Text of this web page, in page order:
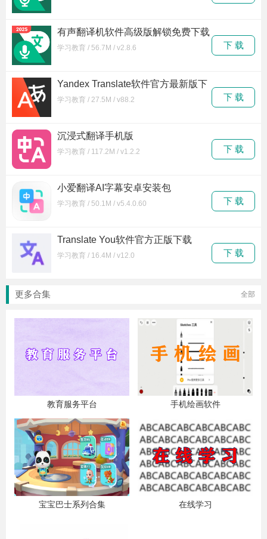
有声翻译机软件高级版解锁免费下载
学习教育 / 56.7M / v2.8.6 下 载
Yandex Translate软件官方最新版下
载
学习教育 / 27.5M / v88.2 下 载
沉浸式翻译手机版
学习教育 / 117.2M / v1.2.2 下 载
小爱翻译AI字幕安卓安装包
学习教育 / 50.1M / v5.4.0.60 下 载
Translate You软件官方正版下载
学习教育 / 16.4M / v12.0 下 载
更多合集 全部
教育服务平台 手机绘画软件
宝宝巴士系列合集 在线学习